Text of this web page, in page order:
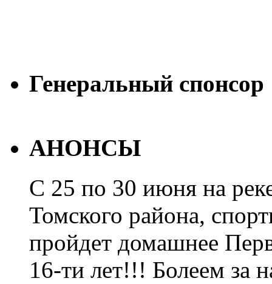
Генеральный спонсор
АНОНСЫ
С 25 по 30 июня на
Томского района,
пройдет домашнее
16-ти лет!!! Болеем за